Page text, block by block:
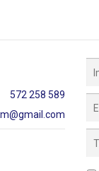
572 258 589